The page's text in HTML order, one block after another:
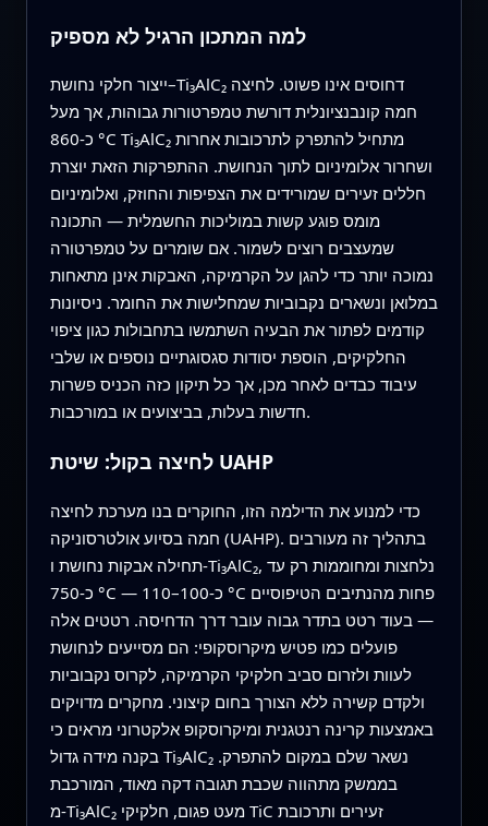
למה המתכון הרגיל לא מספיק
ייצור חלקי נחושת–Ti₃AlC₂ דחוסים אינו פשוט. לחיצה
חמה קונבנציונלית דורשת טמפרטורות גבוהות, אך מעל
כ‑860 °C Ti₃AlC₂ מתחיל להתפרק לתרכובות אחרות
ושחרור אלומיניום לתוך הנחושת. ההתפרקות הזאת יוצרת
חללים זעירים שמורידים את הצפיפות והחוזק, ואלומיניום
מומס פוגע קשות במוליכות החשמלית — התכונה
שמעצבים רוצים לשמור. אם שומרים על טמפרטורה
נמוכה יותר כדי להגן על הקרמיקה, האבקות אינן מתאחות
במלואן ונשארים נקבוביות שמחלישות את החומר. ניסיונות
קודמים לפתור את הבעיה השתמשו בתחבולות כגון ציפוי
החלקיקים, הוספת יסודות סגסוגתיים נוספים או שלבי
עיבוד כבדים לאחר מכן, אך כל תיקון כזה הכניס פשרות
חדשות בעלות, בביצועים או במורכבות.
לחיצה בקול: שיטת UAHP
כדי למנוע את הדילמה הזו, החוקרים בנו מערכת לחיצה
חמה בסיוע אולטרסוניקה (UAHP). בתהליך זה מעורבים
תחילה אבקות נחושת ו‑Ti₃AlC₂, נלחצות ומחוממות רק עד
כ‑750 °C — כ‑100–110 °C פחות מהנתיבים הטיפוסיים
— בעוד רטט בתדר גבוה עובר דרך הדחיסה. רטטים אלה
פועלים כמו פטיש מיקרוסקופי: הם מסייעים לנחושת
לעוות ולזרום סביב חלקיקי הקרמיקה, לקרוס נקבוביות
ולקדם קשירה ללא הצורך בחום קיצוני. מחקרים מדויקים
באמצעות קרינה רנטגנית ומיקרוסקופ אלקטרוני מראים כי
בקנה מידה גדול Ti₃AlC₂ נשאר שלם במקום להתפרק.
בממשק מתהווה שכבת תגובה דקה מאוד, המורכבת
מ‑Ti₃AlC₂ מעט פגום, חלקיקי TiC זעירים ותרכובת